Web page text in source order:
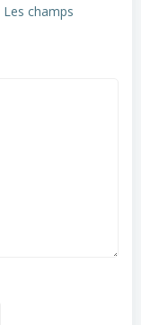
Les champs